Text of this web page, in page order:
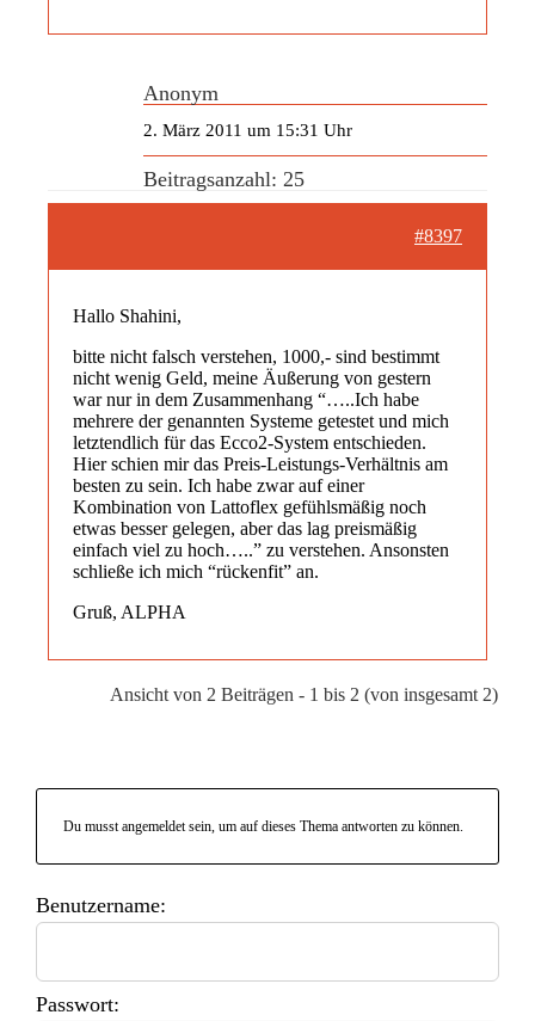
Anonym
2. März 2011 um 15:31 Uhr
Beitragsanzahl: 25
#8397
Hallo Shahini,
bitte nicht falsch verstehen, 1000,- sind bestimmt
nicht wenig Geld, meine Äußerung von gestern
war nur in dem Zusammenhang “…..Ich habe
mehrere der genannten Systeme getestet und mich
letztendlich für das Ecco2-System entschieden.
Hier schien mir das Preis-Leistungs-Verhältnis am
besten zu sein. Ich habe zwar auf einer
Kombination von Lattoflex gefühlsmäßig noch
etwas besser gelegen, aber das lag preismäßig
einfach viel zu hoch…..” zu verstehen. Ansonsten
schließe ich mich “rückenfit” an.
Gruß, ALPHA
Ansicht von 2 Beiträgen - 1 bis 2 (von insgesamt 2)
Du musst angemeldet sein, um auf dieses Thema antworten zu können.
Benutzername:
Passwort: